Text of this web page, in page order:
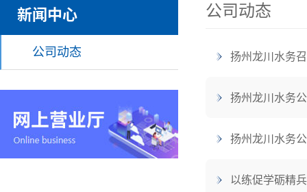
新闻中心
公司动态
公司动态
扬州龙川水务
扬州龙川水务公
扬州龙川水务
以练促学砺精